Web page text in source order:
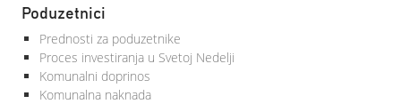
Poduzetnici
Prednosti za poduzetnike
Proces investiranja u Svetoj Nedelji
Komunalni doprinos
Komunalna naknada